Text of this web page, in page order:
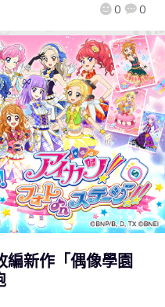
0 0
編新作「偶像學園